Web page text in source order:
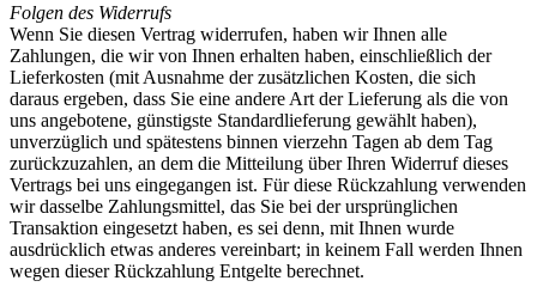
Folgen des Widerrufs
Wenn Sie diesen Vertrag widerrufen, haben wir Ihnen alle
Zahlungen, die wir von Ihnen erhalten haben, einschließlich der
Lieferkosten (mit Ausnahme der zusätzlichen Kosten, die sich
daraus ergeben, dass Sie eine andere Art der Lieferung als die von
uns angebotene, günstigste Standardlieferung gewählt haben),
unverzüglich und spätestens binnen vierzehn Tagen ab dem Tag
zurückzuzahlen, an dem die Mitteilung über Ihren Widerruf dieses
Vertrags bei uns eingegangen ist. Für diese Rückzahlung verwenden
wir dasselbe Zahlungsmittel, das Sie bei der ursprünglichen
Transaktion eingesetzt haben, es sei denn, mit Ihnen wurde
ausdrücklich etwas anderes vereinbart; in keinem Fall werden Ihnen
wegen dieser Rückzahlung Entgelte berechnet.